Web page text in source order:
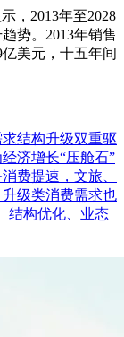
，2013年至2028
势。2013年销售
美元，十五年间
结构升级双重驱
济增长“压舱石”
费提速，文旅、
级类消费需求也
结构优化、业态